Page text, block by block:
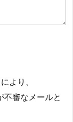
より、
不審なメールと